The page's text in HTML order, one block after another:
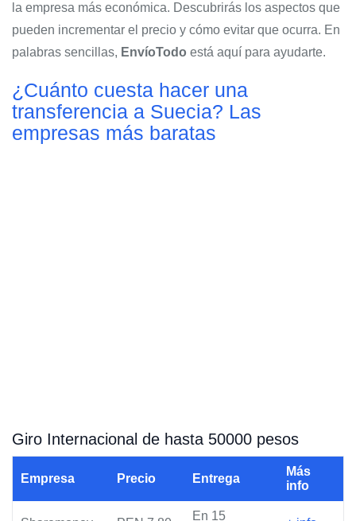
la empresa más económica. Descubrirás los aspectos que
pueden incrementar el precio y cómo evitar que ocurra. En
palabras sencillas, EnvíoTodo está aquí para ayudarte.
¿Cuánto cuesta hacer una
transferencia a Suecia? Las
empresas más baratas
Giro Internacional de hasta 50000 pesos
Empresa Precio Entrega
Más
info
En 15